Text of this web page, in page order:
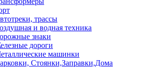
трассы
и водная техника
знаки
дороги
машинки
Стоянки,Заправки,Дома